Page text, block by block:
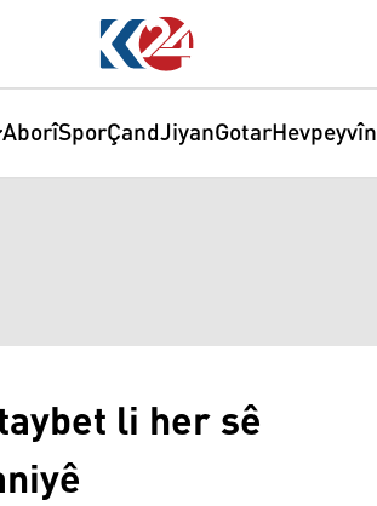
AborîSporÇandJiyanGotarHevpeyvîn
li her sê